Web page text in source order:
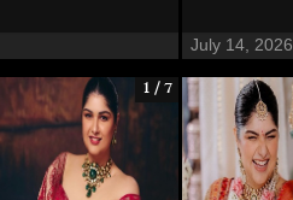
July 14, 2026
1 / 7